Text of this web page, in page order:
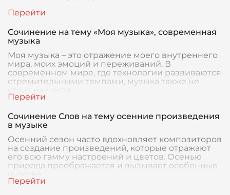
Сочинение на тему «Моя музыка», современная
музыка
Моя музыка – это отражение моего внутреннего
мира, моих эмоций и переживаний. В
современном мире, где технологии развиваются
стремительными темпами, музыка также не
Сочинение Слов на тему осенние произведения
в музыке
Осенний сезон часто вдохновляет композиторов
на создание произведений, которые отражают
его всю гамму настроений и цветов. Осенью
природа преображается и вызывает особенные